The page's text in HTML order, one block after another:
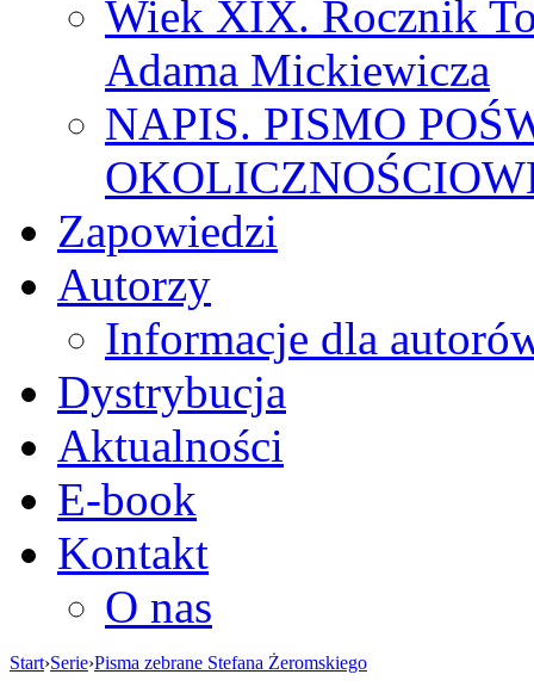
Wiek XIX. Rocznik
Adama Mickiewicza
NAPIS. PISMO
Zapowiedzi
Autorzy
Informacje dla
Dystrybucja
Aktualności
E-book
Kontakt
O nas
Start›Serie›Pisma zebrane Stefana Żeromskiego